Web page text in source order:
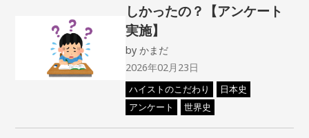
しかったの？【アンケート
実施】
byかまだ
2026年02月23日
ハイストのこだわり
日本史
アンケート
世界史